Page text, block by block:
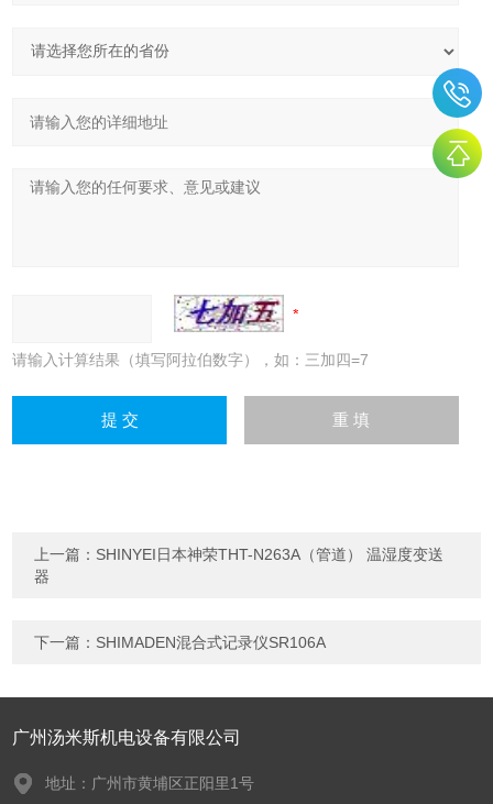
请输入计算结果（填写阿拉伯数字），如：三加四=7
上一篇： SHINYEI日本神荣THT-N263A（管道） 温湿度变送
器
下一篇： SHIMADEN混合式记录仪SR106A
广州汤米斯机电设备有限公司
地址：广州市黄埔区正阳里1号